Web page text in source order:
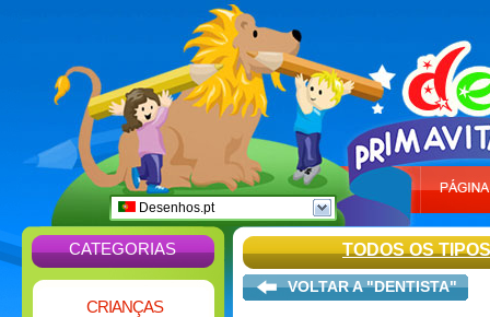
Desenhos.pt
CATEGORIAS
CRIANÇAS
TODOS OS
VOLTAR A "DENTISTA"